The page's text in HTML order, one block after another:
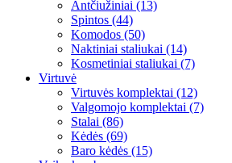
Antčiužiniai (13)
Spintos (44)
Komodos (50)
Naktiniai staliukai (14)
Kosmetiniai staliukai (7)
Virtuvė
Virtuvės komplektai (12)
Valgomojo komplektai (7)
Stalai (86)
Kėdės (69)
Baro kėdės (15)